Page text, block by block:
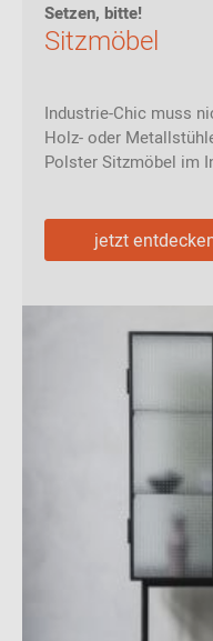
Setzen, bitte!
Sitzmöbel
Industrie-Chic muss
Holz- oder
Polster Sitzmöbel im
jetzt